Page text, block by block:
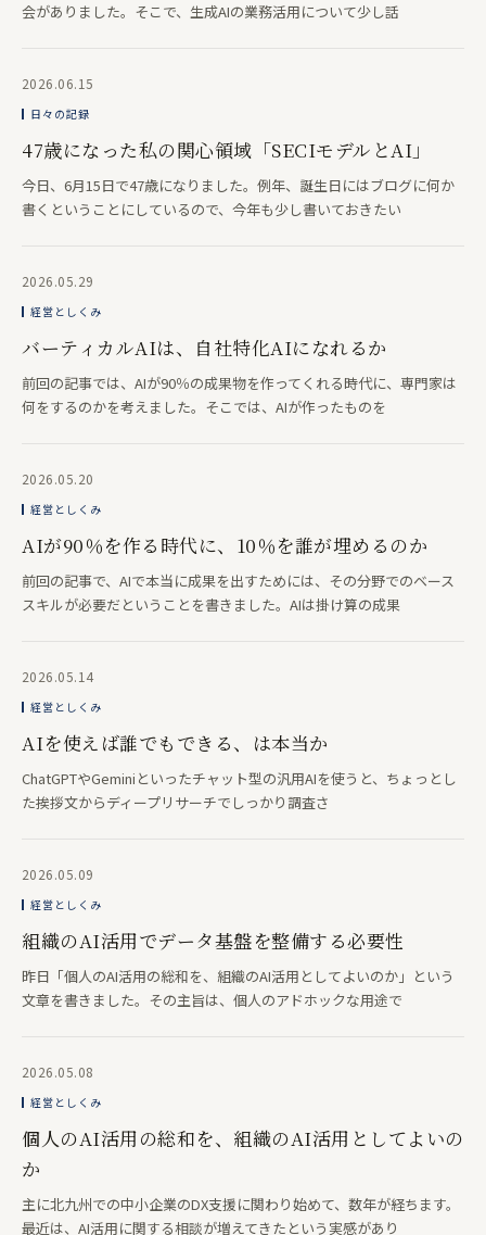
会がありました。そこで、生成AIの業務活用について少し話
2026.06.15
日々の記録
47歳になった私の関心領域「SECIモデルとAI」
今日、6月15日で47歳になりました。例年、誕生日にはブログに何か
書くということにしているので、今年も少し書いておきたい
2026.05.29
経営としくみ
バーティカルAIは、自社特化AIになれるか
前回の記事では、AIが90％の成果物を作ってくれる時代に、専門家は
何をするのかを考えました。そこでは、AIが作ったものを
2026.05.20
経営としくみ
AIが90％を作る時代に、10％を誰が埋めるのか
前回の記事で、AIで本当に成果を出すためには、その分野でのベース
スキルが必要だということを書きました。AIは掛け算の成果
2026.05.14
経営としくみ
AIを使えば誰でもできる、は本当か
ChatGPTやGeminiといったチャット型の汎用AIを使うと、ちょっとし
た挨拶文からディープリサーチでしっかり調査さ
2026.05.09
経営としくみ
組織のAI活用でデータ基盤を整備する必要性
昨日「個人のAI活用の総和を、組織のAI活用としてよいのか」という
文章を書きました。その主旨は、個人のアドホックな用途で
2026.05.08
経営としくみ
個人のAI活用の総和を、組織のAI活用としてよいの
か
主に北九州での中小企業のDX支援に関わり始めて、数年が経ちます。
最近は、AI活用に関する相談が増えてきたという実感があり